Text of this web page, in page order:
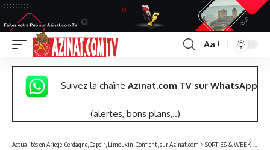
Font
Resizer
Aa
Suivez la chaîne Azinat.com TV sur WhatsApp
(alertes, bons plans,..)
Actualités en Ariège, Cerdagne, Capcir, Limouxin, Conflent, sur Azinat.com > SORTIES & WEEK-END